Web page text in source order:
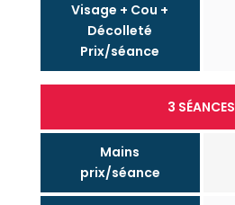
Visage + Cou +
Décolleté
Prix/séance
Mains
prix/séance
3 SÉANCES